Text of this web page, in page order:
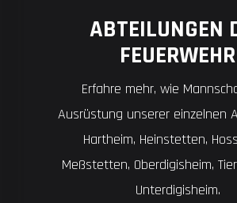
ABTEILUNGEN
FEUERWEHR
Erfahre mehr, wie
Ausrüstung unserer einzelnen
Hartheim, Heinstetten,
Meßstetten, Oberdigisheim,
Unterdigisheim.